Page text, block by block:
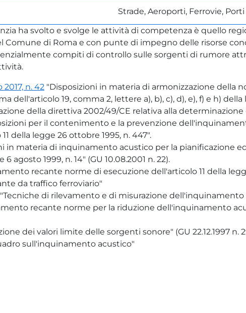
Strade, Aeroporti, Ferrovie, Porti
ha svolto e svolge le attività di competenza è quello
Comune di Roma e con punte di impegno delle risorse
compiti di controllo sulle sorgenti di rumore
n. 42 "Disposizioni in materia di armonizzazione della
dell'articolo 19, comma 2, lettere a), b), c), d), e), f) e h) della
della direttiva 2002/49/CE relativa alla
per il contenimento e la prevenzione
della legge 26 ottobre 1995, n. 447".
in materia di inquinamento acustico per la pianificazione
agosto 1999, n. 14" (GU 10.08.2001 n. 22).
recante norme di esecuzione dell'articolo 11 della
da traffico ferroviario"
"Tecniche di rilevamento e di misurazione
recante norme per la riduzione dell'inquinamento
dei valori limite delle sorgenti sonore" (GU 22.12.1997 n.
sull'inquinamento acustico"